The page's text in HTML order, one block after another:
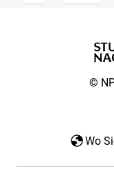
©
Wo